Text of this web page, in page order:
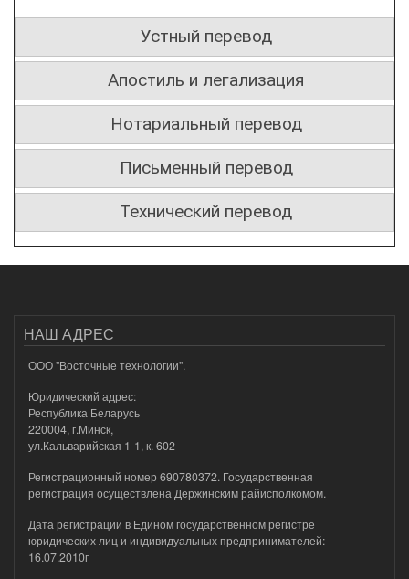
Устный перевод
Апостиль и легализация
Нотариальный перевод
Письменный перевод
Технический перевод
НАШ АДРЕС
ООО "Восточные технологии".
Юридический адрес:
Республика Беларусь
220004, г.Минск,
ул.Кальварийская 1-1, к. 602
Регистрационный номер 690780372. Государственная
регистрация осуществлена Держинским райисполкомом.
Дата регистрации в Едином государственном регистре
юридических лиц и индивидуальных предпринимателей:
16.07.2010г